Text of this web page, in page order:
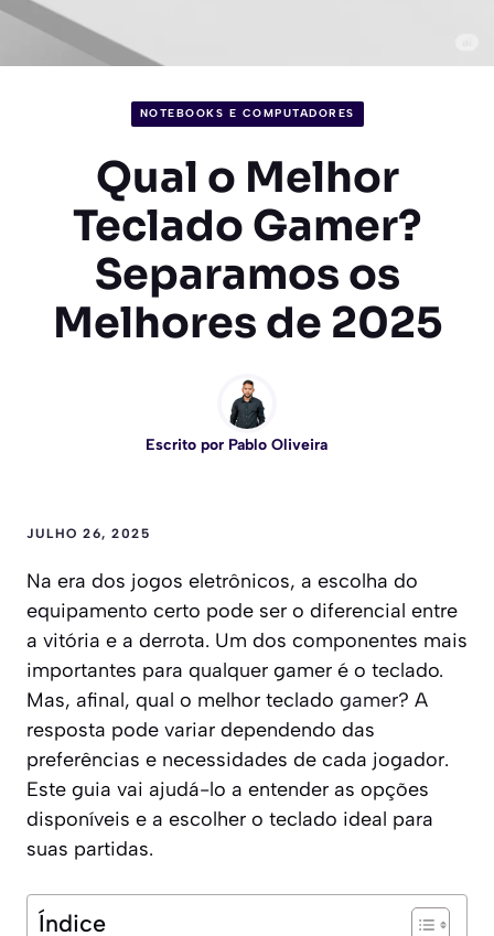
NOTEBOOKS E COMPUTADORES
Qual o Melhor
Teclado Gamer?
Separamos os
Melhores de 2025
Escrito por Pablo Oliveira
JULHO 26, 2025
Na era dos jogos eletrônicos, a escolha do
equipamento certo pode ser o diferencial entre
a vitória e a derrota. Um dos componentes mais
importantes para qualquer gamer é o teclado.
Mas, afinal, qual o melhor teclado gamer? A
resposta pode variar dependendo das
preferências e necessidades de cada jogador.
Este guia vai ajudá-lo a entender as opções
disponíveis e a escolher o teclado ideal para
suas partidas.
Índice